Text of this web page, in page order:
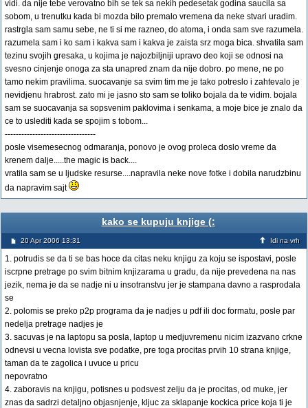
vidi. da nije tebe verovatno bih se tek sa nekih pedesetak godina saucila sa
sobom, u trenutku kada bi mozda bilo premalo vremena da neke stvari uradim.
rastrgla sam samu sebe, ne ti si me razneo, do atoma, i onda sam sve razumela.
razumela sam i ko sam i kakva sam i kakva je zaista srz moga bica. shvatila sam
tezinu svojih gresaka, u kojima je najozbiljniji upravo deo koji se odnosi na
svesno cinjenje onoga za sta unapred znam da nije dobro. po mene, ne po
tamo nekim pravilima. suocavanje sa svim tim me je tako potreslo i zahtevalo je
nevidjenu hrabrost. zato mi je jasno sto sam se toliko bojala da te vidim. bojala
sam se suocavanja sa sopsvenim paklovima i senkama, a moje bice je znalo da
ce to uslediti kada se spojim s tobom...
---------------------------------
posle visemesecnog odmaranja, ponovo je ovog proleca doslo vreme da
krenem dalje.....the magic is back....
vratila sam se u ljudske resurse....napravila neke nove fotke i dobila narudzbinu
da napravim sajt
kako se kupuju knjige (:
20 Apr 2006 13:31 Idi na vrh
1. potrudis se da ti se bas hoce da citas neku knjigu za koju se ispostavi, posle
iscrpne pretrage po svim bitnim knjizarama u gradu, da nije prevedena na nas
jezik, nema je da se nadje ni u insotranstvu jer je stampana davno a rasprodala
se
2. polomis se preko p2p programa da je nadjes u pdf ili doc formatu, posle par
nedelja pretrage nadjes je
3. sacuvas je na laptopu sa posla, laptop u medjuvremenu nicim izazvano crkne
odnevsi u vecna lovista sve podatke, pre toga procitas prvih 10 strana knjige,
taman da te zagolica i uvuce u pricu
nepovratno
4. zaboravis na knjigu, potisnes u podsvest zelju da je procitas, od muke, jer
znas da sadrzi detaljno objasnjenje, kljuc za sklapanje kockica price koja ti je